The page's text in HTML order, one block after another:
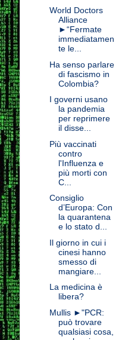
World Doctors
Alliance
►“Fermate
immediatamen
te le...
Ha senso parlare
di fascismo in
Colombia?
I governi usano
la pandemia
per reprimere
il disse...
Più vaccinati
contro
l'Influenza e
più morti con
C...
Consiglio
d’Europa: Con
la quarantena
e lo stato d...
Il giorno in cui i
cinesi hanno
smesso di
mangiare...
La medicina è
libera?
Mullis ►"PCR:
può trovare
qualsiasi cosa,